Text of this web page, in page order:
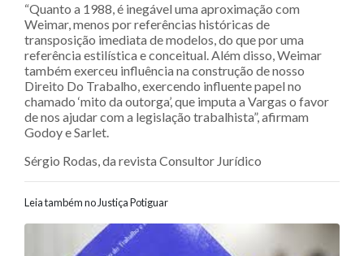
“Quanto a 1988, é inegável uma aproximação com
Weimar, menos por referências históricas de
transposição imediata de modelos, do que por uma
referência estilística e conceitual. Além disso, Weimar
também exerceu influência na construção de nosso
Direito Do Trabalho, exercendo influente papel no
chamado ‘mito da outorga’, que imputa a Vargas o favor
de nos ajudar com a legislação trabalhista”, afirmam
Godoy e Sarlet.
Sérgio Rodas, da revista Consultor Jurídico
Leia também no Justiça Potiguar
Navegação entre posts